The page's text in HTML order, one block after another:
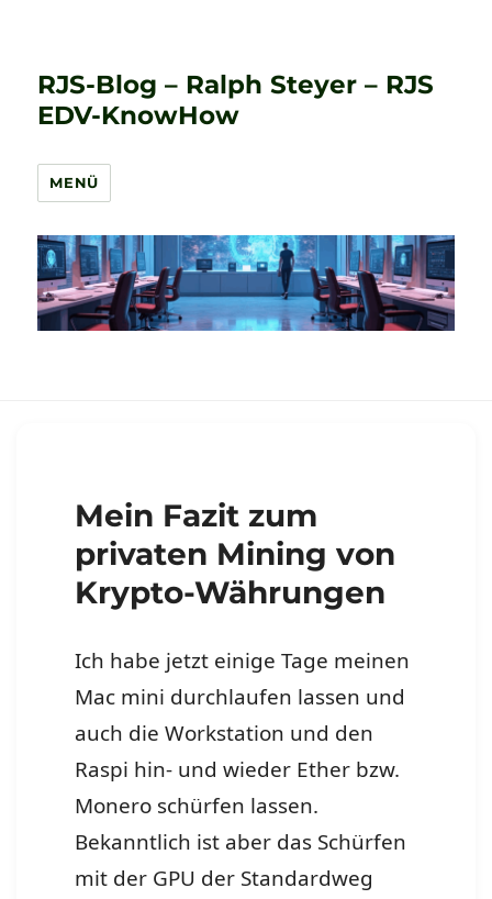
RJS-Blog – Ralph Steyer – RJS
EDV-KnowHow
MENÜ
Mein Fazit zum
privaten Mining von
Krypto-Währungen
Ich habe jetzt einige Tage meinen
Mac mini durchlaufen lassen und
auch die Workstation und den
Raspi hin- und wieder Ether bzw.
Monero schürfen lassen.
Bekanntlich ist aber das Schürfen
mit der GPU der Standardweg